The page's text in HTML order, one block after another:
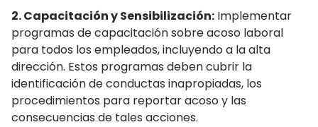
2. Capacitación y Sensibilización: Implementar
programas de capacitación sobre acoso laboral
para todos los empleados, incluyendo a la alta
dirección. Estos programas deben cubrir la
identificación de conductas inapropiadas, los
procedimientos para reportar acoso y las
consecuencias de tales acciones.